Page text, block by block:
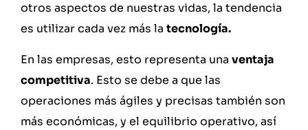
otros aspectos de nuestras vidas, la tendencia
es utilizar cada vez más la tecnología.
En las empresas, esto representa una ventaja
competitiva. Esto se debe a que las
operaciones más ágiles y precisas también son
más económicas, y el equilibrio operativo, así